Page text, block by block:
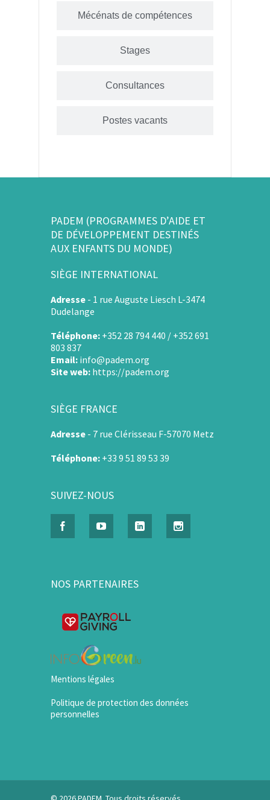
Mécénats de compétences
Stages
Consultances
Postes vacants
PADEM (PROGRAMMES D’AIDE ET
DE DÉVELOPPEMENT DESTINÉS
AUX ENFANTS DU MONDE)
SIÈGE INTERNATIONAL
Adresse - 1 rue Auguste Liesch L-3474
Dudelange
Téléphone: +352 28 794 440 / +352 691
803 837
Email: info@padem.org
Site web: https://padem.org
SIÈGE FRANCE
Adresse - 7 rue Clérisseau F-57070 Metz
Téléphone: +33 9 51 89 53 39
SUIVEZ-NOUS
NOS PARTENAIRES
Mentions légales
Politique de protection des données
personnelles